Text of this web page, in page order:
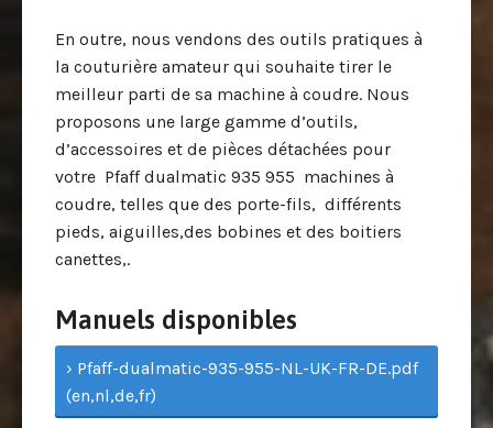
En outre, nous vendons des outils pratiques à
la couturière amateur qui souhaite tirer le
meilleur parti de sa machine à coudre. Nous
proposons une large gamme d’outils,
d’accessoires et de pièces détachées pour
votre Pfaff dualmatic 935 955 machines à
coudre, telles que des porte-fils, différents
pieds, aiguilles,des bobines et des boitiers
canettes,.
Manuels disponibles
› Pfaff-dualmatic-935-955-NL-UK-FR-DE.pdf
(en,nl,de,fr)